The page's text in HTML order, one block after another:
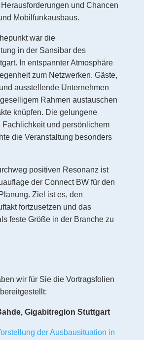
und Chancen
Mobilfunkausbaus.
war die
in der Sansibar des
In entspannter Atmosphäre
zum Netzwerken. Gäste,
ausstellende Unternehmen
Rahmen austauschen
knüpfen. Die gelungene
Fachlichkeit und persönlichem
die Veranstaltung besonders
positiven Resonanz ist
der Connect BW für den
Ziel ist es, den
fortzusetzen und das
feste Größe in der Branche zu
wir für Sie die Vortragsfolien
Gigabitregion Stuttgart
der Ausbausituation in